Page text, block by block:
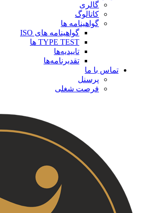
گالری
کاتالوگ
گواهینامه ها
گواهینامه های ISO
TYPE TEST ها
تاییدیه‌ها
تقدیرنامه‌ها
تماس با ما
پرسنل
فرصت شغلی